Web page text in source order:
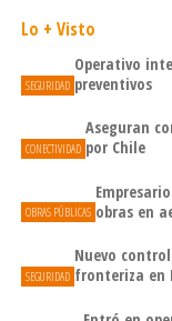
Lo + Visto
SEGURIDAD
Operativo
preventivos
CONECTIVIDAD
Aseguran
por Chile
OBRAS PÚBLICAS obras en
SEGURIDAD
Nuevo
fronteriza en